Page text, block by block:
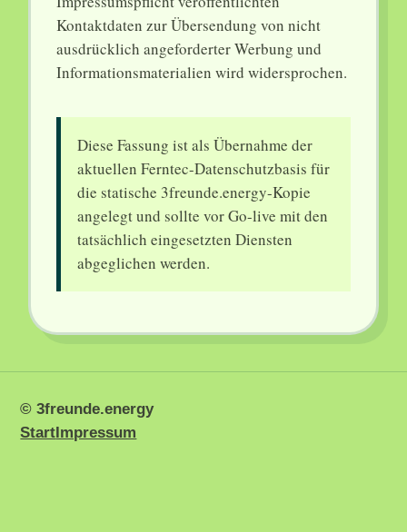
Kontaktdaten zur Übersendung von nicht
ausdrücklich angeforderter Werbung und
Informationsmaterialien wird widersprochen.
Diese Fassung ist als Übernahme der
aktuellen Ferntec-Datenschutzbasis für
die statische 3freunde.energy-Kopie
angelegt und sollte vor Go-live mit den
tatsächlich eingesetzten Diensten
abgeglichen werden.
© 3freunde.energy
StartImpressum